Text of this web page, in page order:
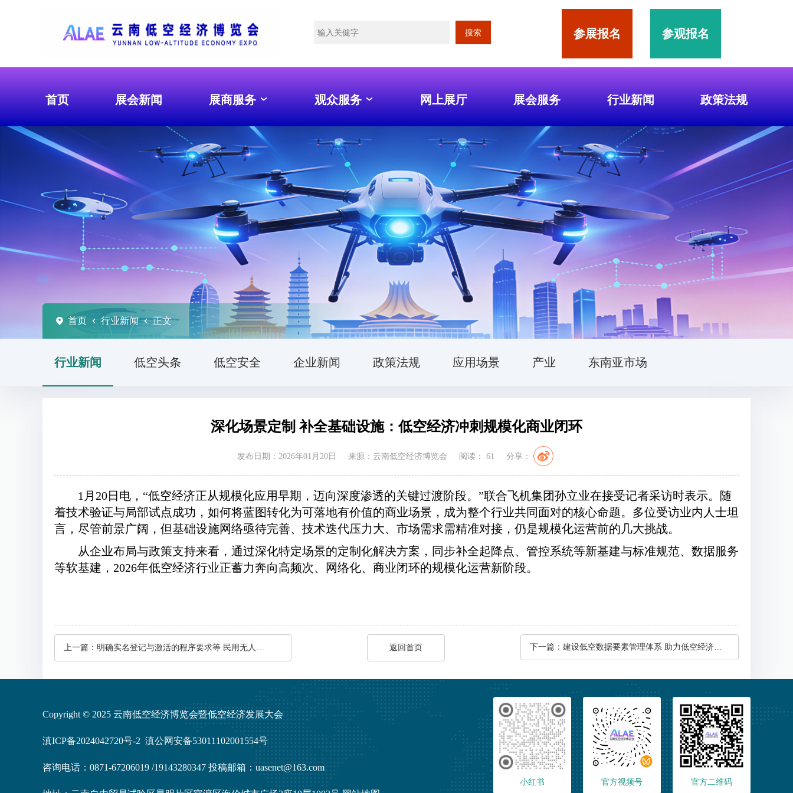
搜索 参展报名 参观报名
首页 展会新闻 展商服务 观众服务 网上展厅 展会服务 行业新闻 政策法规
行业新闻 低空头条 低空安全 企业新闻 政策法规 应用场景 产业 东南亚市场
首页 行业新闻 正文
深化场景定制 补全基础设施：低空经济冲刺规模化商业闭环
发布日期：2026年01月20日 来源：云南低空经济博览会 阅读： 61 分享：
1月20日电，“低空经济正从规模化应用早期，迈向深度渗透的关键过渡阶段。”联合飞机集团孙立业在接受记者采访时表示。随
着技术验证与局部试点成功，如何将蓝图转化为可落地有价值的商业场景，成为整个行业共同面对的核心命题。多位受访业内人士坦
言，尽管前景广阔，但基础设施网络亟待完善、技术迭代压力大、市场需求需精准对接，仍是规模化运营前的几大挑战。
从企业布局与政策支持来看，通过深化特定场景的定制化解决方案，同步补全起降点、管控系统等新基建与标准规范、数据服务
等软基建，2026年低空经济行业正蓄力奔向高频次、网络化、商业闭环的规模化运营新阶段。
上一篇： 明确实名登记与激活的程序要求等 民用无人机新国标发布 返回首页 下一篇： 建设低空数据要素管理体系 助力低空经济高质量发展
Copyright © 2025 云南低空经济博览会暨低空经济发展大会
滇ICP备2024042720号-2 滇公网安备53011102001554号
咨询电话：0871-67206019 /19143280347 投稿邮箱：uasenet@163.com
小红书 官方视频号 官方二维码